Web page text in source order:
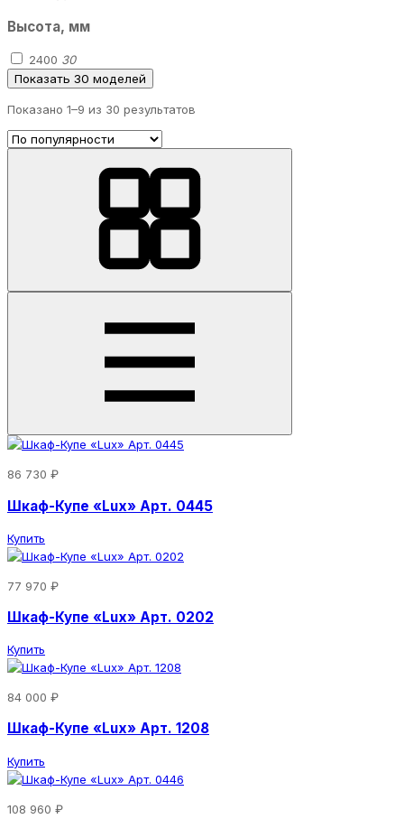
Высота, мм
2400 30
Показать 30 моделей
Показано 1–9 из 30 результатов
86 730 ₽
Шкаф-Купе «Lux» Арт. 0445
Купить
77 970 ₽
Шкаф-Купе «Lux» Арт. 0202
Купить
84 000 ₽
Шкаф-Купе «Lux» Арт. 1208
Купить
108 960 ₽